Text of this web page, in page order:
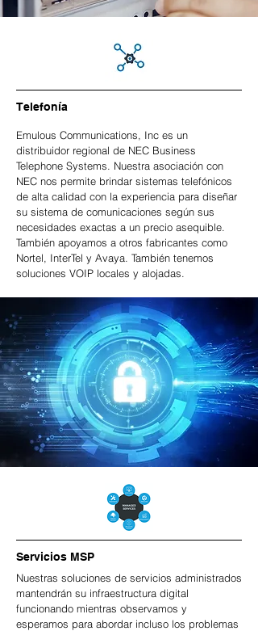
Telefonía
Emulous Communications, Inc es un
distribuidor regional de NEC Business
Telephone Systems. Nuestra asociación con
NEC nos permite brindar sistemas telefónicos
de alta calidad con la experiencia para diseñar
su sistema de comunicaciones según sus
necesidades exactas a un precio asequible.
También apoyamos a otros fabricantes como
Nortel, InterTel y Avaya. También tenemos
soluciones VOIP locales y alojadas.
Servicios MSP
Nuestras soluciones de servicios administrados
mantendrán su infraestructura digital
funcionando mientras observamos y
esperamos para abordar incluso los problemas